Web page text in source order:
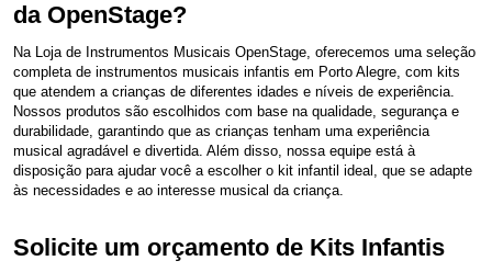
da OpenStage?
Na Loja de Instrumentos Musicais OpenStage, oferecemos uma seleção
completa de instrumentos musicais infantis em Porto Alegre, com kits
que atendem a crianças de diferentes idades e níveis de experiência.
Nossos produtos são escolhidos com base na qualidade, segurança e
durabilidade, garantindo que as crianças tenham uma experiência
musical agradável e divertida. Além disso, nossa equipe está à
disposição para ajudar você a escolher o kit infantil ideal, que se adapte
às necessidades e ao interesse musical da criança.
Solicite um orçamento de Kits Infantis